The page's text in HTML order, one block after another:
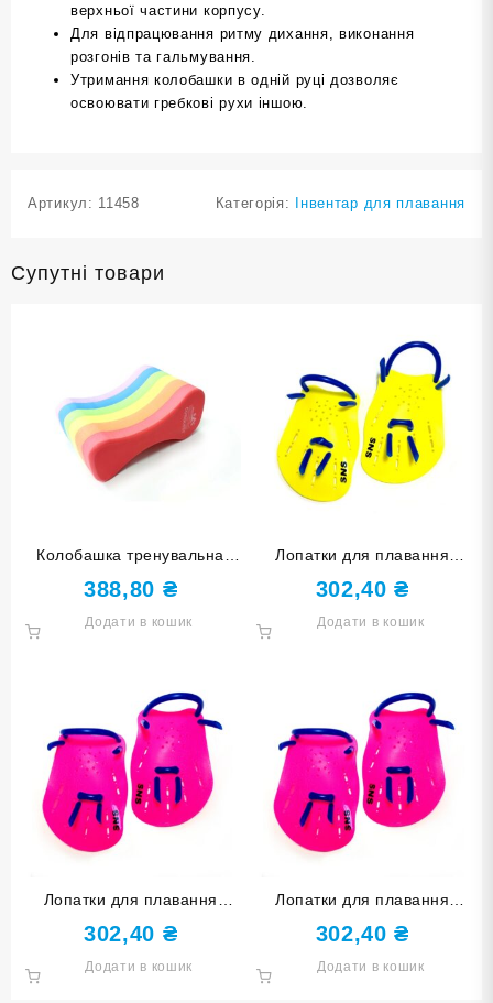
верхньої частини корпусу.
Для відпрацювання ритму дихання, виконання
розгонів та гальмування.
Утримання колобашки в одній руці дозволяє
освоювати гребкові рухи іншою.
Артикул: 11458 Категорія: Інвентар для плавання
Супутні товари
Колобашка тренувальна
CONQUEST шестишарова
ВЕСЕЛКА K8-2-РА
388,80 ₴
Додати в кошик
Лопатки для плавання
розмір L жовті S-HS-L-Ж
302,40₴
Додати в кошик
Лопатки для плавання
розмір М рожеві S-HS-M-МА
302,40 ₴
Додати в кошик
Лопатки для плавання
розмір S рожеві S-HS-S-МА
302,40₴
Додати в кошик